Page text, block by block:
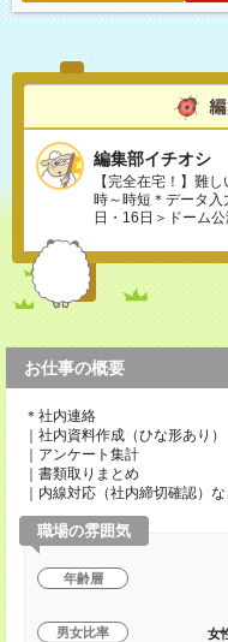
編集部イチオシ
【完全在宅！】難
時～時短＊データ
日・16日＞ドーム
お仕事の概要
＊社内連絡
｜社内資料作成（ひな形あり）
｜アンケート集計
｜書類取りまとめ
｜内線対応（社内締切確認）
職場の雰囲気
年齢層
男女比率 女